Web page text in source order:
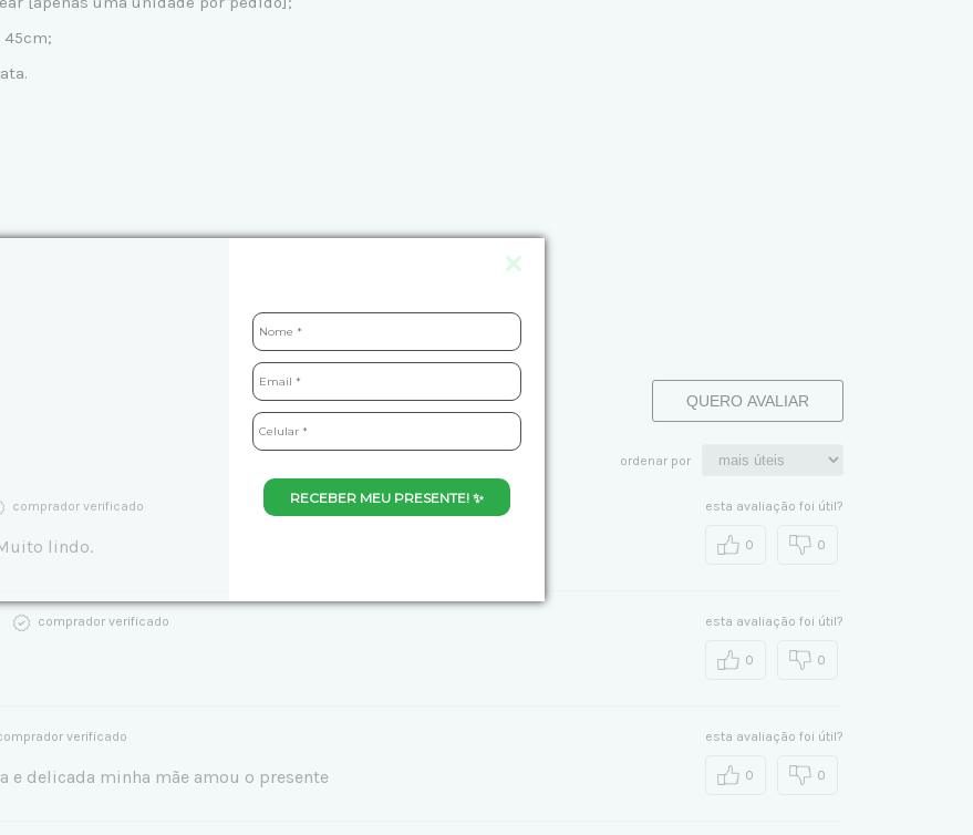
RECEBER MEU PRESENTE! ✨
45cm;
QUERO AVALIAR
ordenar por
comprador verificado
lindo.
esta avaliação foi útil?
0 0
comprador verificado esta avaliação foi útil?
0 0
verificado
delicada minha mãe amou o presente
esta avaliação foi útil?
0 0